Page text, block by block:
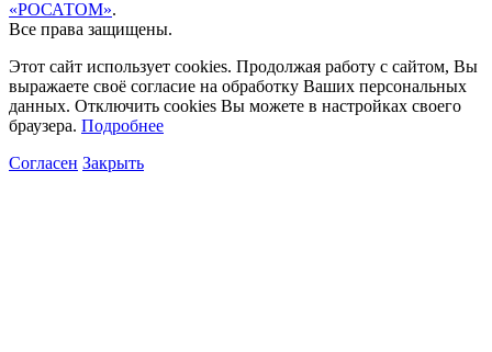
«РОСАТОМ».
Все права защищены.
Этот сайт использует cookies. Продолжая работу с сайтом, Вы
выражаете своё согласие на обработку Ваших персональных
данных. Отключить cookies Вы можете в настройках своего
браузера. Подробнее
Согласен Закрыть